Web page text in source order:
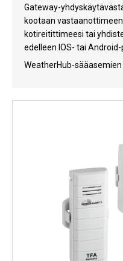
Auto ja peräkärry
Kaasu
Gateway-
kootaan
kotireitittimeesi tai
edelleen IOS- tai Android-
WeatherHub-